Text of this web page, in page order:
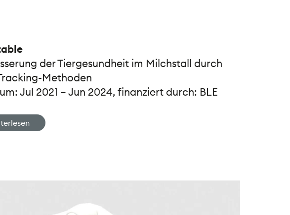
der Tiergesundheit im Milchstall durch
Methoden
Jul 2021 – Jun 2024, finanziert durch: BLE